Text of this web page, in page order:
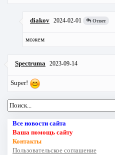
diakov 2024-02-01 Ответ
можем
Spectruma 2023-09-14
Super!
Все новости сайта
Ваша помощь сайту
Контакты
Пользовательское соглашение